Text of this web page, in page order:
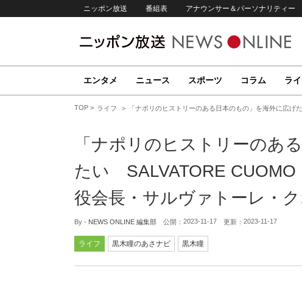
ニッポン放送 番組表 アナウンサー＆パーソナリティー
エンタメ ニュース スポーツ コラム ラ
TOP ライフ 「ナポリのヒストリーのある日本のもの」を海外に広
「ナポリのヒストリーのあ
たい SALVATORE CUOMO
役会長・サルヴァトーレ・
By - NEWS ONLINE 編集部 公開： 2023-11-17 更新： 2023-11-17
ライフ 黒木瞳のあさナビ 黒木瞳